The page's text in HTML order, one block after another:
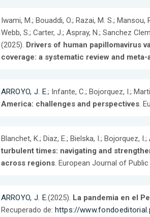
Iwami, M.; Bouaddi, O.; Razai, M. S.; Mansou,
Webb, S.; Carter, J.; Aspray, N.; Sanchez
(2025). Drivers of human papillomavirus
coverage: a systematic review and meta-
ARROYO, J. E.; Infante, C.; Bojorquez, I.;
America: challenges and perspectives.
Blanchet, K.; Diaz, E.; Bielska, I.; Bojorquez, I.;
turbulent times: navigating and
across regions. European Journal of
ARROYO, J. E.(2025). La pandemia en el
Recuperado de: https://